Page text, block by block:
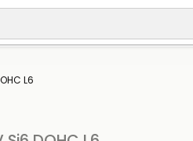
L6